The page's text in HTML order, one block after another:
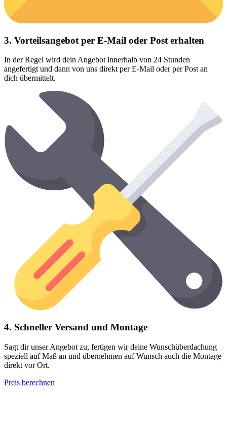
3. Vorteilsangebot per E-Mail oder Post erhalten
In der Regel wird dein Angebot innerhalb von 24 Stunden
angefertigt und dann von uns direkt per E-Mail oder per Post an
dich übermittelt.
4. Schneller Versand und Montage
Sagt dir unser Angebot zu, fertigen wir deine Wunschüberdachung
speziell auf Maß an und übernehmen auf Wunsch auch die Montage
direkt vor Ort.
Preis berechnen